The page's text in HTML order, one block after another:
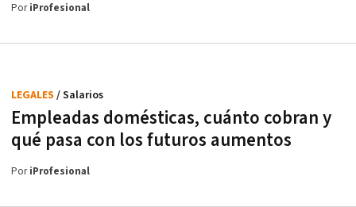
PoriProfesional
Empleadas domésticas, cuánto cobran y
qué pasa con los futuros aumentos
LEGALES / Salarios
PoriProfesional